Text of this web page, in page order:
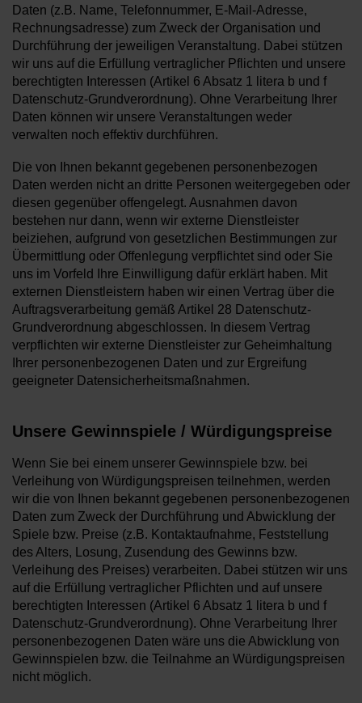
Daten (z.B. Name, Telefonnummer, E-Mail-Adresse,
Rechnungsadresse) zum Zweck der Organisation und
Durchführung der jeweiligen Veranstaltung. Dabei stützen
wir uns auf die Erfüllung vertraglicher Pflichten und unsere
berechtigten Interessen (Artikel 6 Absatz 1 litera b und f
Datenschutz-Grundverordnung). Ohne Verarbeitung Ihrer
Daten können wir unsere Veranstaltungen weder
verwalten noch effektiv durchführen.
Die von Ihnen bekannt gegebenen personenbezogen
Daten werden nicht an dritte Personen weitergegeben oder
diesen gegenüber offengelegt. Ausnahmen davon
bestehen nur dann, wenn wir externe Dienstleister
beiziehen, aufgrund von gesetzlichen Bestimmungen zur
Übermittlung oder Offenlegung verpflichtet sind oder Sie
uns im Vorfeld Ihre Einwilligung dafür erklärt haben. Mit
externen Dienstleistern haben wir einen Vertrag über die
Auftragsverarbeitung gemäß Artikel 28 Datenschutz-
Grundverordnung abgeschlossen. In diesem Vertrag
verpflichten wir externe Dienstleister zur Geheimhaltung
Ihrer personenbezogenen Daten und zur Ergreifung
geeigneter Datensicherheitsmaßnahmen.
Unsere Gewinnspiele / Würdigungspreise
Wenn Sie bei einem unserer Gewinnspiele bzw. bei
Verleihung von Würdigungspreisen teilnehmen, werden
wir die von Ihnen bekannt gegebenen personenbezogenen
Daten zum Zweck der Durchführung und Abwicklung der
Spiele bzw. Preise (z.B. Kontaktaufnahme, Feststellung
des Alters, Losung, Zusendung des Gewinns bzw.
Verleihung des Preises) verarbeiten. Dabei stützen wir uns
auf die Erfüllung vertraglicher Pflichten und auf unsere
berechtigten Interessen (Artikel 6 Absatz 1 litera b und f
Datenschutz-Grundverordnung). Ohne Verarbeitung Ihrer
personenbezogenen Daten wäre uns die Abwicklung von
Gewinnspielen bzw. die Teilnahme an Würdigungspreisen
nicht möglich.